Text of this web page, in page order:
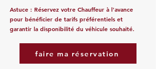
Astuce : Réservez votre Chauffeur à l'avance
pour bénéficier de tarifs préférentiels et
garantir la disponibilité du véhicule souhaité.
faire ma réservation